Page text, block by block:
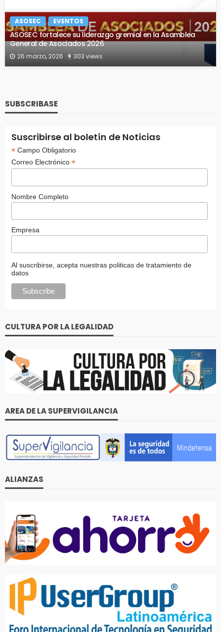
ASOSEC EVENTOS
ASOSEC fortalece su liderazgo gremial en la Asamblea
General de Asociados 2026
26 marzo, 2026 303 views
SUBSCRIBASE
Suscribirse al boletín de Noticias
*Campo Obligatorio
Correo Electrónico *
Nombre Completo
Empresa
Al suscribirse, acepta nuestras politicas de tratamiento de
datos
CULTURA POR LA LEGALIDAD
AREA DE LA SUPERVIGILANCIA
ALIANZAS